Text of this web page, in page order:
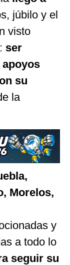
júbilo y el
visto
ser
su
la
Morelos,
y
a todo lo
seguir su